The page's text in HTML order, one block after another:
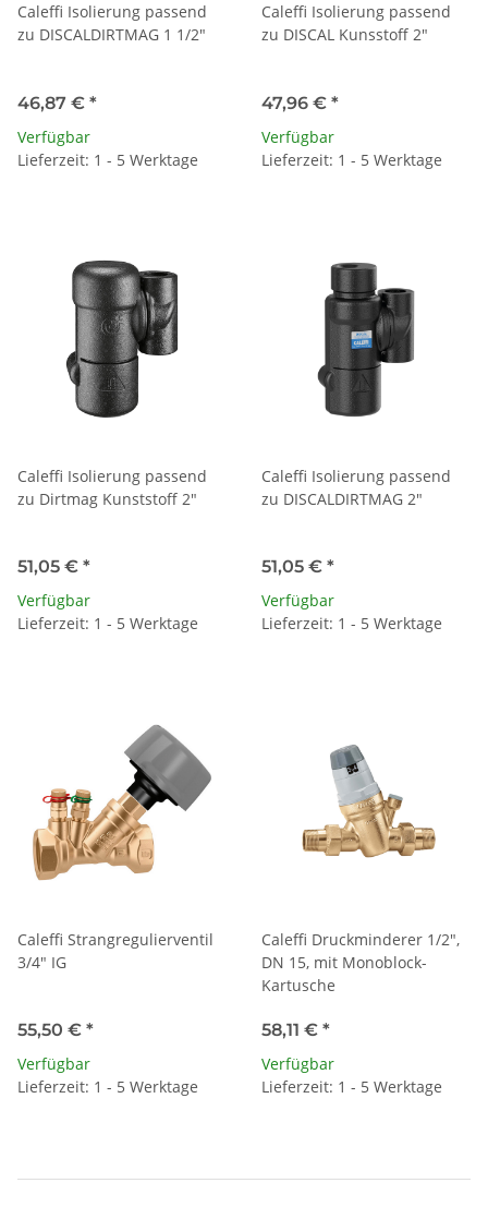
Caleffi Isolierung passend
zu DISCALDIRTMAG 1 1/2"
46,87 € *
Verfügbar
Lieferzeit: 1 - 5 Werktage
Caleffi Isolierung passend
zu DISCAL Kunsstoff 2"
47,96 € *
Verfügbar
Lieferzeit: 1 - 5 Werktage
Caleffi Isolierung passend
zu Dirtmag Kunststoff 2"
51,05 € *
Verfügbar
Lieferzeit: 1 - 5 Werktage
Caleffi Isolierung passend
zu DISCALDIRTMAG 2"
51,05 € *
Verfügbar
Lieferzeit: 1 - 5 Werktage
Caleffi Strangregulierventil
3/4" IG
55,50 € *
Verfügbar
Lieferzeit: 1 - 5 Werktage
Caleffi Druckminderer 1/2",
DN 15, mit Monoblock-
Kartusche
58,11 € *
Verfügbar
Lieferzeit: 1 - 5 Werktage